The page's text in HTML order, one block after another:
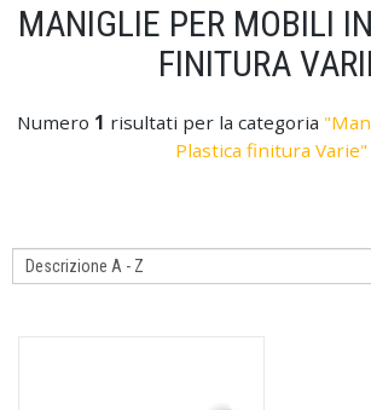
MANIGLIE PER MOBILI
FINITURA
Numero 1 risultati per la categoria
Plastica finitura Varie"